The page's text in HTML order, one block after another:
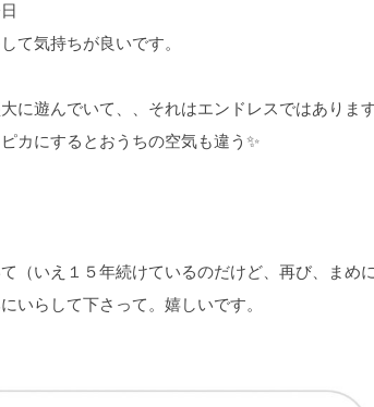
て気持ちが良いです。
に遊んでいて、、それはエンドレスではありま
カにするとおうちの空気も違う✨
（いえ１５年続けているのだけど、再び、まめ
いらして下さって。嬉しいです。